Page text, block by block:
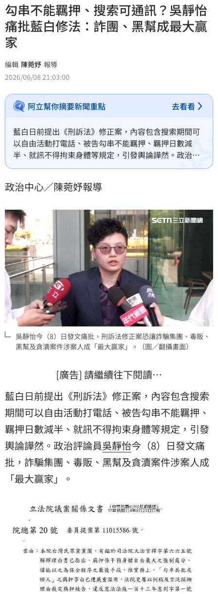
勾串不能羈押、搜索可通訊？吳靜怡
痛批藍白修法：詐團、黑幫成最大贏
家
編輯 陳菀妤 報導
2026/06/08 21:03:00
阿立幫你摘要新聞重點 去看看
藍白日前提出《刑訴法》修正案，內容包含搜索期間可
以自由活動打電話、被告勾串不能羈押、羈押日數減
半、就訊不得拘束身體等規定，引發輿論譁然。政治評
論員吳靜怡今（8）日發文痛批，詐騙集團、毒販、黑幫
政治中心／陳菀妤報導
吳靜怡今（8）日發文痛批，刑訴法修正案恐讓詐騙集團、毒販、
黑幫及貪瀆案件涉案人成「最大贏家」。（圖／翻攝畫面）
[廣告] 請繼續往下閱讀…
藍白日前提出《刑訴法》修正案，內容包含搜索
期間可以自由活動打電話、被告勾串不能羈押、
羈押日數減半、就訊不得拘束身體等規定，引發
輿論譁然。政治評論員吳靜怡今（8）日發文痛
批，詐騙集團、毒販、黑幫及貪瀆案件涉案人成
「最大贏家」。